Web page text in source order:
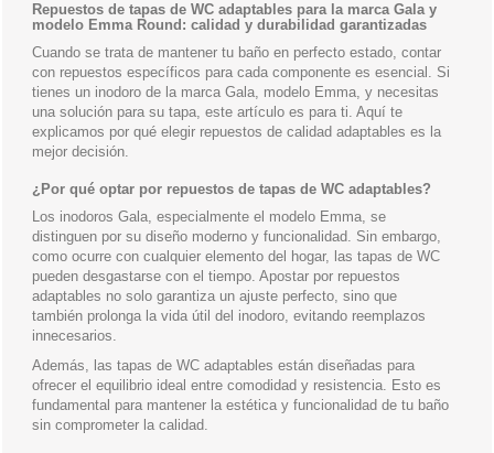
Repuestos de tapas de WC adaptables para la marca Gala y
modelo Emma Round: calidad y durabilidad garantizadas
Cuando se trata de mantener tu baño en perfecto estado, contar
con repuestos específicos para cada componente es esencial. Si
tienes un inodoro de la marca Gala, modelo Emma, y necesitas
una solución para su tapa, este artículo es para ti. Aquí te
explicamos por qué elegir repuestos de calidad adaptables es la
mejor decisión.
¿Por qué optar por repuestos de tapas de WC adaptables?
Los inodoros Gala, especialmente el modelo Emma, se
distinguen por su diseño moderno y funcionalidad. Sin embargo,
como ocurre con cualquier elemento del hogar, las tapas de WC
pueden desgastarse con el tiempo. Apostar por repuestos
adaptables no solo garantiza un ajuste perfecto, sino que
también prolonga la vida útil del inodoro, evitando reemplazos
innecesarios.
Además, las tapas de WC adaptables están diseñadas para
ofrecer el equilibrio ideal entre comodidad y resistencia. Esto es
fundamental para mantener la estética y funcionalidad de tu baño
sin comprometer la calidad.